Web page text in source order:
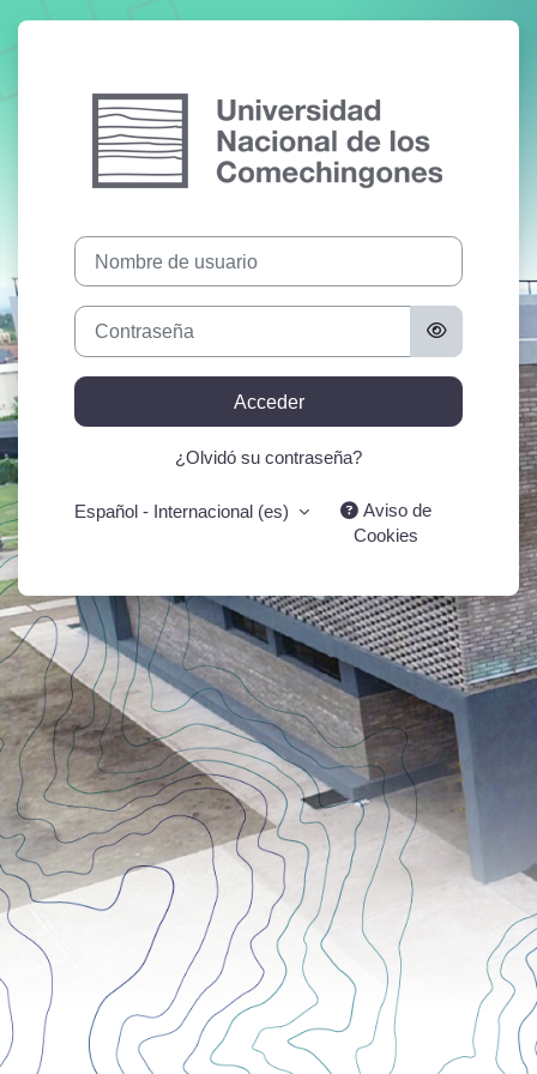
Nombre de usuario
Contraseña
Acceder
¿Olvidó su contraseña?
Español - Internacional ‎(es)‎
Aviso de
Cookies